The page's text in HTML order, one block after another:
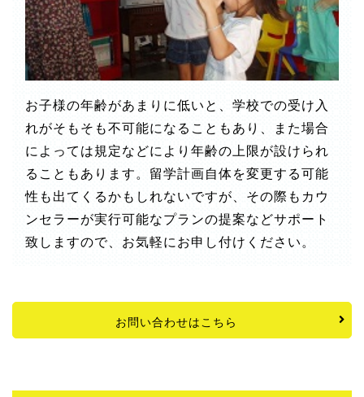
お子様の年齢があまりに低いと、学校での受け入
れがそもそも不可能になることもあり、また場合
によっては規定などにより年齢の上限が設けられ
ることもあります。留学計画自体を変更する可能
性も出てくるかもしれないですが、その際もカウ
ンセラーが実行可能なプランの提案などサポート
致しますので、お気軽にお申し付けください。
お問い合わせはこちら